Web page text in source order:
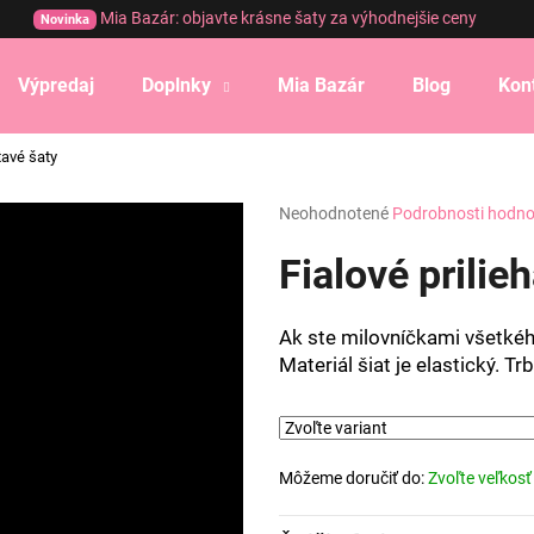
Novinka Mia Bazár: objavte krásne šaty za výhodnejšie ceny
Výpredaj Doplnky Mia Bazár Blog
šaty
Priemerné
produktu
je
5
hviezdičiek.
Neohodnotené Podrobnosti
Fialové
Ak ste milovníčkami
Materiál šiat je elastický.
Môžeme doručiť do:Zvoľte veľkosť
Čo potrebujete nájsť?
HĽADAŤ